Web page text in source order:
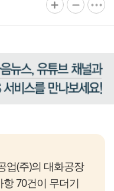
업(주)의 대화공장
70건이 무더기